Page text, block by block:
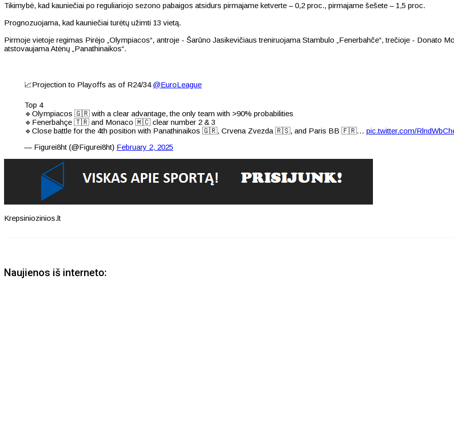
Tikimybė, kad kauniečiai po reguliariojo sezono pabaigos atsidurs pirmajame ketverte – 0,2 proc., pirmajame šešete – 1,5 proc.
Prognozuojama, kad kauniečiai turėtų užimti 13 vietą.
Pirmoje vietoje regimas Pirėjo „Olympiacos“, antroje - Šarūno Jasikevičiaus treniruojama Stambulo „Fenerbahče“, trečioje - Donato
atstovaujama Atėnų „Panathinaikos“.
📈Projection to Playoffs as of R24/34@EuroLeague
Top 4
🔹Olympiacos 🇬🇷 with a clear advantage, the only team with >90% probabilities
🔹Fenerbahçe 🇹🇷 and Monaco 🇲🇨 clear number 2 & 3
🔹Close battle for the 4th position with Panathinaikos 🇬🇷, Crvena Zvezda 🇷🇸, and Paris BB 🇫🇷… pic.twitter.com/
— Figurei8ht (@Figurei8ht) February 2, 2025
Krepsiniozinios.lt
Naujienos iš interneto: